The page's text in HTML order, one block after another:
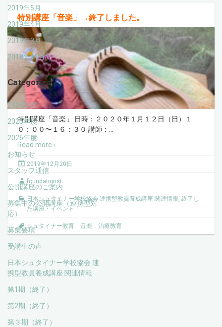
2019年5月
2019年4月
2019年3月
2018年11月
Categories
2024年度
2025年度
2026年度
お知らせ
スタッフ通信
公開講座のご案内
募集中の公開講座（連携型対
応）
募集要項
受講生の声
日本シュタイナー学校協会 連
携型教員養成講座 関連情報
第1期（終了）
第2期（終了）
第３期（終了）
特別講座「音楽」→終了しました。
特別講座「音楽」 日時：２０２０年１月１２日（日）１
０：００〜１６：３０ 講師：
Read more ›
2019年12月20日
foundationst
日本シュタイナー学校協会 連携型教員養成講座 関連情報, 終了し
た講座・イベント
シュタイナー教育 音楽 治療教育